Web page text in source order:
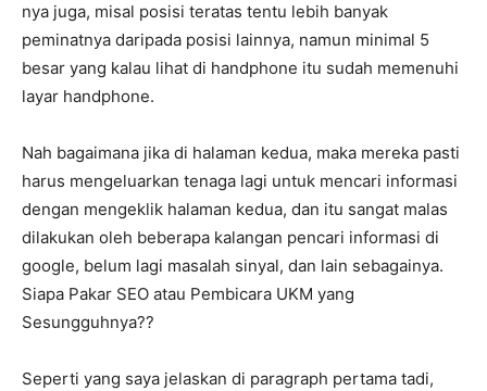
nya juga, misal posisi teratas tentu lebih banyak
peminatnya daripada posisi lainnya, namun minimal 5
besar yang kalau lihat di handphone itu sudah memenuhi
layar handphone.
Nah bagaimana jika di halaman kedua, maka mereka pasti
harus mengeluarkan tenaga lagi untuk mencari informasi
dengan mengeklik halaman kedua, dan itu sangat malas
dilakukan oleh beberapa kalangan pencari informasi di
google, belum lagi masalah sinyal, dan lain sebagainya.
Siapa Pakar SEO atau Pembicara UKM yang
Sesungguhnya??
Seperti yang saya jelaskan di paragraph pertama tadi,